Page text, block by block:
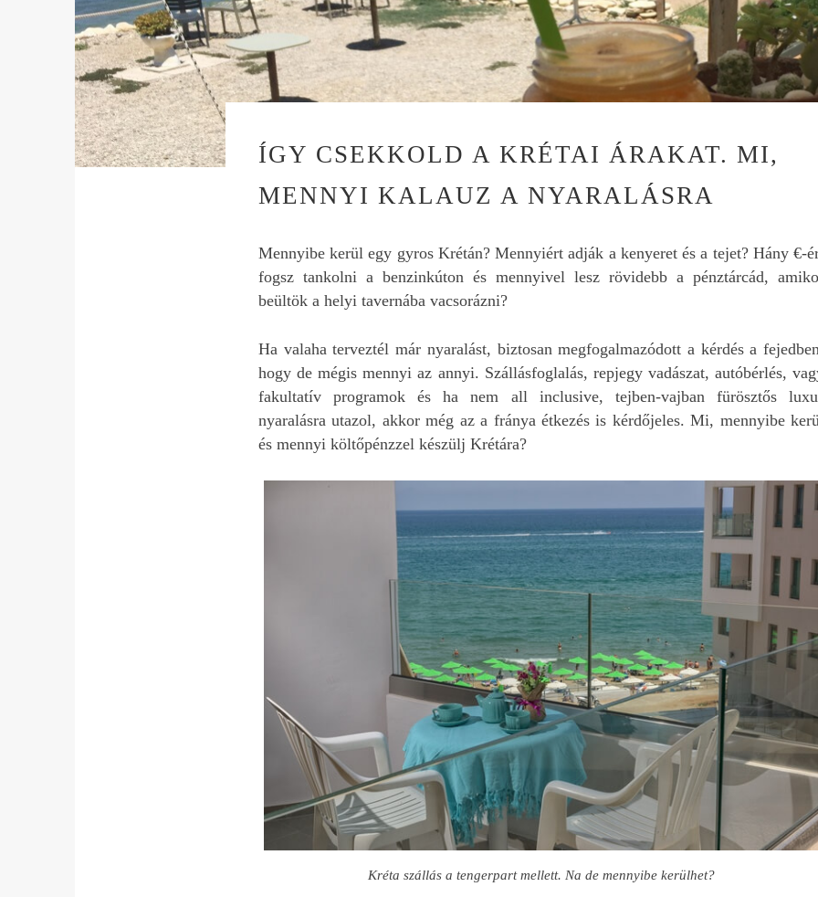
ÍGY CSEKKOLD A KRÉTAI ÁRAKAT. MI,
MENNYI KALAUZ A NYARALÁSRA
Mennyibe kerül egy gyros Krétán? Mennyiért adják a kenyeret és a tejet? Hány €-
fogsz tankolni a benzinkúton és mennyivel lesz rövidebb a pénztárcád,
beültök a helyi tavernába vacsorázni?
Ha valaha terveztél már nyaralást, biztosan megfogalmazódott a kérdés a
hogy de mégis mennyi az annyi. Szállásfoglalás, repjegy vadászat, autóbérlés,
fakultatív programok és ha nem all inclusive, tejben-vajban fürösztős
nyaralásra utazol, akkor még az a fránya étkezés is kérdőjeles. Mi, mennyibe
és mennyi költőpénzzel készülj Krétára?
Kréta szállás a tengerpart mellett. Na de mennyibe kerülhet?
László Tóth
9 hónapja
November elején
1 hetet Krétán. Mivel az
utazás már az év elején
bizzos volt, ezért
előzetesen már
kezdtem az
Így találtam rá Wdit
honlapjára, ahol
hasznos információt
találtam.
Az már az elején eldőlt,
hogy autóberlésre
szükségünk lesz.
a honlapon, hogy Edit
ebben is tud segíteni.
Megnéztem jó pár
autókölcsönző
amik olcsóbb árakat
kínáltak. De ezt csak
hitelkártya esetén
garantálták. Nekem
hitelkártyám, és nem is
Olvass tovább